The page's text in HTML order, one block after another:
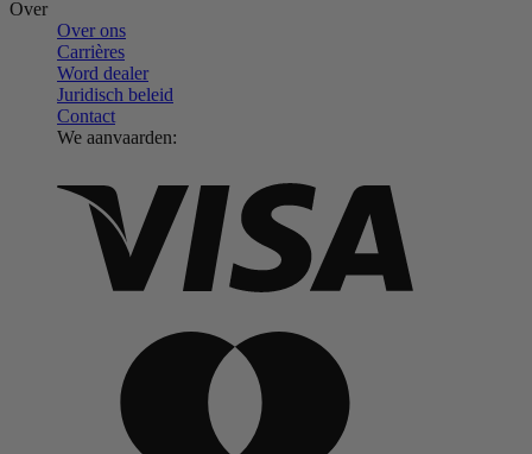
Over
Over ons
Carrières
Word dealer
Juridisch beleid
Contact
We aanvaarden: